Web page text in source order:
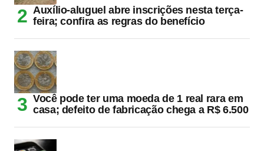
Auxílio-aluguel abre inscrições nesta terça-
feira; confira as regras do benefício
Você pode ter uma moeda de 1 real rara em
casa; defeito de fabricação chega a R$ 6.500